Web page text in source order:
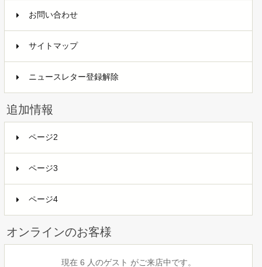
お問い合わせ
サイトマップ
ニュースレター登録解除
追加情報
ページ2
ページ3
ページ4
オンラインのお客様
現在 6 人のゲスト がご来店中です。